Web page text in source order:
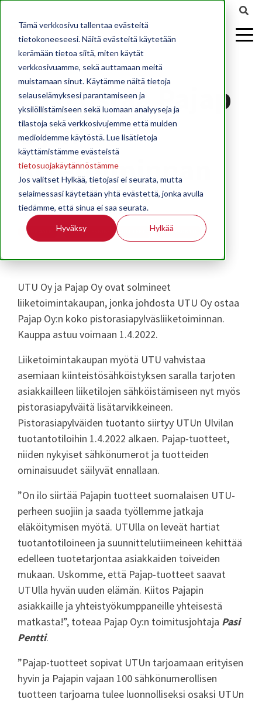
Tämä verkkosivu tallentaa evästeitä
tietokoneeseesi. Näitä evästeitä käytetään
kerämään tietoa siitä, miten käytät
verkkosivuamme, sekä auttamaan meitä
muistamaan sinut. Käytämme näitä tietoja
selauselämyksesi parantamiseen ja
yksilöllistämiseen sekä luomaan analyyseja ja
tilastoja sekä verkkosivujemme että muiden
medioidemme käytöstä. Lue lisätietoja
käyttämistämme evästeistä
tietosuojakäytännöstämme
Jos valitset Hylkää, tietojasi ei seurata, mutta
selaimessasi käytetään yhtä evästettä, jonka avulla
tiedämme, että sinua ei saa seurata.
Hyväksy Hylkää
UTU ostaa Pajap
Oy:n
liiketoiminnan
UTU Oy
SÄHKÖALA SÄHKÖTEKNISET TUOTTEET YRITYSOSTO
UTU Oy ja Pajap Oy ovat solmineet
liiketoimintakaupan, jonka johdosta UTU Oy ostaa
Pajap Oy:n koko pistorasiapylväsliiketoiminnan.
Kauppa astuu voimaan 1.4.2022.
Liiketoimintakaupan myötä UTU vahvistaa
asemiaan kiinteistösähköistyksen saralla tarjoten
asiakkailleen liiketilojen sähköistämiseen nyt myös
pistorasiapylväitä lisätarvikkeineen.
Pistorasiapylväiden tuotanto siirtyy UTUn Ulvilan
tuotantotiloihin 1.4.2022 alkaen. Pajap-tuotteet,
niiden nykyiset sähkönumerot ja tuotteiden
ominaisuudet säilyvät ennallaan.
”On ilo siirtää Pajapin tuotteet suomalaisen UTU-
perheen suojiin ja saada työllemme jatkaja
eläköitymisen myötä. UTUlla on leveät hartiat
tuotantotiloineen ja suunnittelutiimeineen kehittää
edelleen tuotetarjontaa asiakkaiden toiveiden
mukaan. Uskomme, että Pajap-tuotteet saavat
UTUlla hyvän uuden elämän. Kiitos Pajapin
asiakkaille ja yhteistyökumppaneille yhteisestä
matkasta!”, toteaa Pajap Oy:n toimitusjohtaja Pasi
Pentti.
”Pajap-tuotteet sopivat UTUn tarjoamaan erityisen
hyvin ja Pajapin vajaan 100 sähkönumerollisen
tuotteen tarjoama tulee luonnolliseksi osaksi UTUn